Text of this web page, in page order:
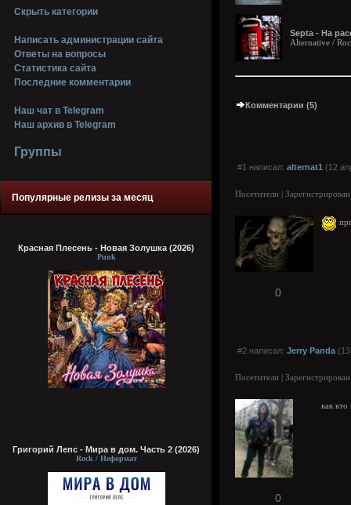
Скрыть категории
Написать администрации сайта
Ответы на вопросы
Статистика сайта
Последние комментарии
Наш чат в Telegram
Наш архив в Telegram
Группы
Популярные релизы за месяц
Красная Плесень - Новая Золушка (2026)
Punk
Григорий Лепс - Мира в дом. Часть 2 (2026)
Rock / Неформат
Septa - На
Alternative /
Комментарии (5)
#1 написал: alternat1 (12
Посетители |
0
#2 написал: Jerry Panda
Посетители |
как
0